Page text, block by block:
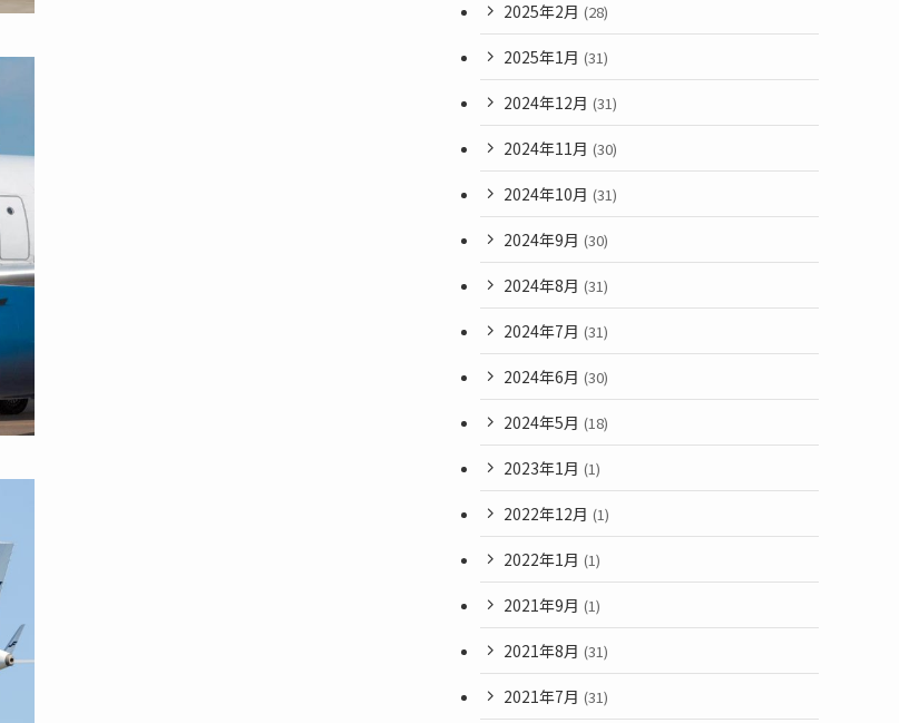
2025年2月 (28)
2025年1月 (31)
2024年12月 (31)
2024年11月 (30)
2024年10月 (31)
2024年9月 (30)
2024年8月 (31)
2024年7月 (31)
2024年6月 (30)
2024年5月 (18)
2023年1月 (1)
2022年12月 (1)
2022年1月 (1)
2021年9月 (1)
2021年8月 (31)
2021年7月 (31)